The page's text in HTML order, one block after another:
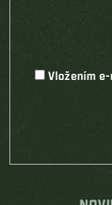
Vložením